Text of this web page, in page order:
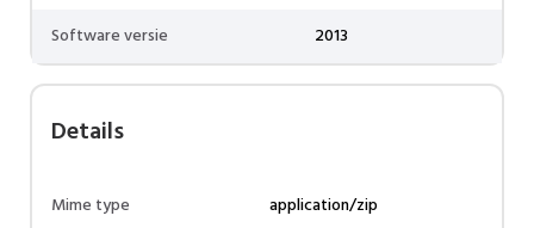
Software versie
2013
Details
Mime type
application/zip